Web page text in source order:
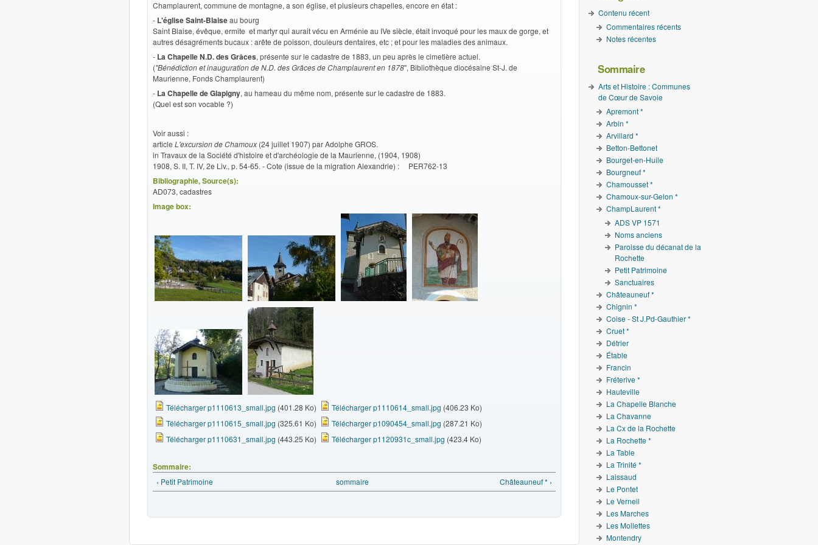
Champlaurent, commune de montagne, a son église, et plusieurs chapelles, encore en état :
- L'église Saint-Blaiseau bourg
Saint Blaise, évêque, ermite et martyr qui aurait vécu en Arménie au IVe siècle, était invoqué pour les maux de gorge, et
autres désagréments bucaux : arête de poisson, douleurs dentaires, etc ; et pour les maladies des animaux.
- La Chapelle N.D. des Grâces, présente sur le cadastre de 1883, un peu après le cimetière actuel.
("Bénédiction et inauguration de N.D. des Grâces de Champlaurent en 1878", Bibliothèque diocésaine St-J. de
Maurienne, Fonds Champlaurent)
- La Chapelle de Glapigny, au hameau du même nom, présente sur le cadastre de 1883.
(Quel est son vocable ?)
Voir aussi :
article L'excursion de Chamoux (24 juillet 1907) par Adolphe GROS.
in Travaux de la Société d'histoire et d'archéologie de la Maurienne, (1904, 1908)
1908, S. II, T. IV, 2e Liv., p. 54-65. - Cote (issue de la migration Alexandrie) : PER762-13
Bibliographie, Source(s):
AD073, cadastres
Image box:
Télécharger p1110613_small.jpg (401.28 Ko) Télécharger p1110614_small.jpg (406.23 Ko)
Télécharger p1110615_small.jpg (325.61 Ko) Télécharger p1090454_small.jpg (287.21 Ko)
Télécharger p1110631_small.jpg (443.25 Ko) Télécharger p1120931c_small.jpg (423.4 Ko)
Sommaire:
‹ Petit Patrimoine sommaire Châteauneuf * ›
Contenu récent
Commentaires récents
Notes récentes
Sommaire
Arts et Histoire : Communes
de Cœur de Savoie
Apremont *
Arbin *
Arvillard *
Betton-Bettonet
Bourget-en-Huile
Bourgneuf *
Chamousset *
Chamoux-sur-Gelon *
ChampLaurent *
ADS VP 1571
Noms anciens
Paroisse du décanat de la
Rochette
Petit Patrimoine
Sanctuaires
Châteauneuf *
Chignin *
Coise - St J.Pd-Gauthier *
Cruet *
Détrier
Étable
Francin
Fréterive *
Hauteville
La Chapelle Blanche
La Chavanne
La Cx de la Rochette
La Rochette *
La Table
La Trinité *
Laissaud
Le Pontet
Le Verneil
Les Marches
Les Mollettes
Montendry